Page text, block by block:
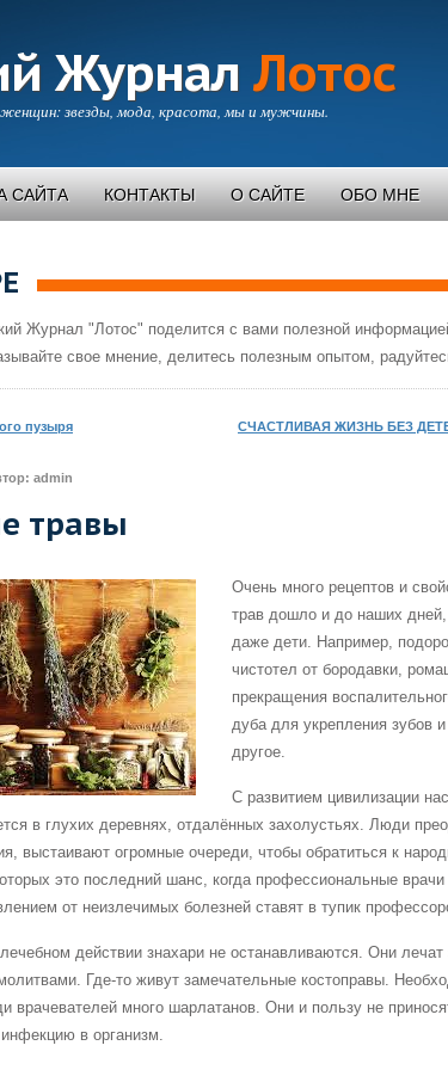
Журнал Лотос
звезды, мода, красота, мы и мужчины.
САЙТА КОНТАКТЫ О САЙТЕ ОБО МНЕ
Журнал "Лотос" поделится с вами полезной
свое мнение, делитесь полезным опытом,
пузыря СЧАСТЛИВАЯ ЖИЗНЬ БЕЗ
admin
травы
Очень много рецептов и
трав дошло и до наших
даже дети. Например,
чистотел от бородавки,
прекращения
дуба для укрепления зубов
другое.
С развитием цивилизации
в глухих деревнях, отдалённых захолустьях. Люди
выстаивают огромные очереди, чтобы обратиться к
это последний шанс, когда профессиональные врачи
от неизлечимых болезней ставят в тупик
действии знахари не останавливаются. Они лечат
Где-то живут замечательные костоправы.
врачевателей много шарлатанов. Они и пользу не
в организм.